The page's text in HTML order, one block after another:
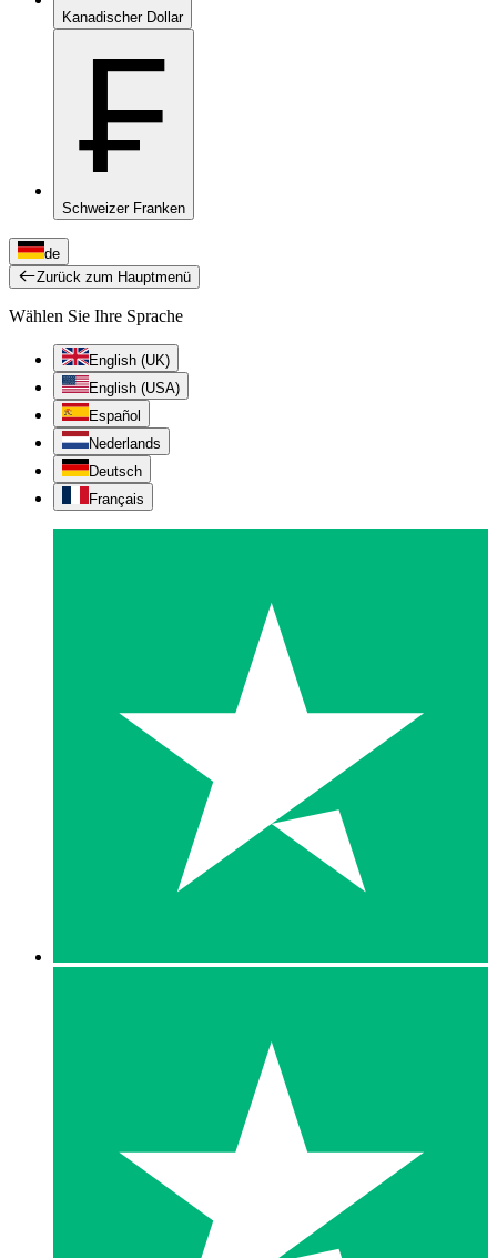
Kanadischer Dollar
₣
Schweizer Franken
de
Zurück zum Hauptmenü
Wählen Sie Ihre Sprache
English (UK)
English (USA)
Español
Nederlands
Deutsch
Français